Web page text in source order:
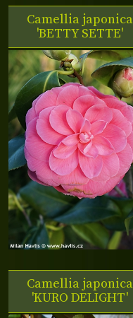
Camellia japonica
'BETTY SETTE'
Camellia japonica
'KURO DELIGHT'